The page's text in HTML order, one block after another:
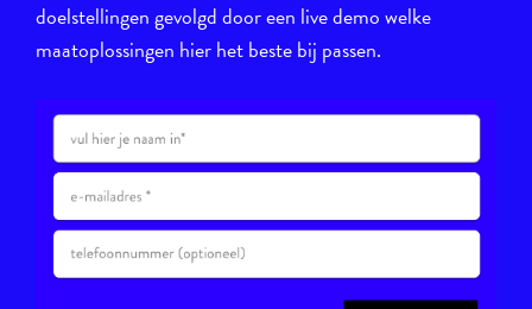
doelstellingen gevolgd door een live demo welke
maatoplossingen hier het beste bij passen.